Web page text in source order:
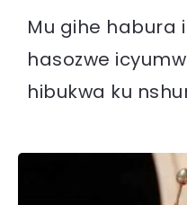
Mu gihe habura
hasozwe
hibukwa ku